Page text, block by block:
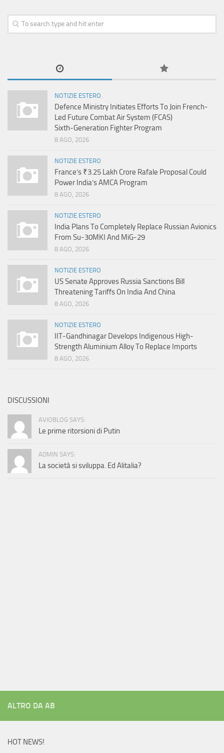
NOTIZIE ESTERO
Defence Ministry Initiates Efforts To Join French-
Led Future Combat Air System (FCAS)
Sixth‑Generation Fighter Program
8 AGO, 2026
NOTIZIE ESTERO
France’s ₹3.25 Lakh Crore Rafale Proposal Could
Power India’s AMCA Program
8 AGO, 2026
NOTIZIE ESTERO
India Plans To Completely Replace Russian Avionics
From Su-30MKI And MiG-29
8 AGO, 2026
NOTIZIE ESTERO
US Senate Approves Russia Sanctions Bill
Threatening Tariffs On India And China
8 AGO, 2026
NOTIZIE ESTERO
IIT-Gandhinagar Develops Indigenous High-
Strength Aluminium Alloy To Replace Imports
8 AGO, 2026
DISCUSSIONI
AVIOBLOG SAYS:
Le prime ritorsioni di Putin
ADMIN SAYS:
La società si sviluppa. Ed Alitalia?
ALTRO DA AB
HOT NEWS!